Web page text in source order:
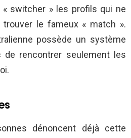
switcher » les profils qui ne
le fameux « match ».
possède un système
de rencontrer seulement les
dénoncent déjà cette